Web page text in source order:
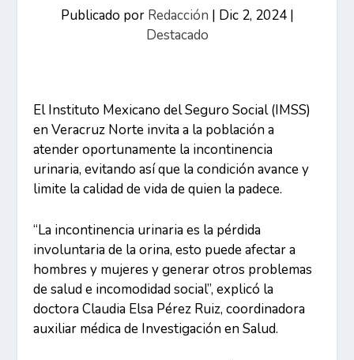
Publicado por Redacción | Dic 2, 2024|
Destacado
El Instituto Mexicano del Seguro Social (IMSS)
en Veracruz Norte invita a la población a
atender oportunamente la incontinencia
urinaria, evitando así que la condición avance y
limite la calidad de vida de quien la padece.
“La incontinencia urinaria es la pérdida
involuntaria de la orina, esto puede afectar a
hombres y mujeres y generar otros problemas
de salud e incomodidad social”, explicó la
doctora Claudia Elsa Pérez Ruiz, coordinadora
auxiliar médica de Investigación en Salud.